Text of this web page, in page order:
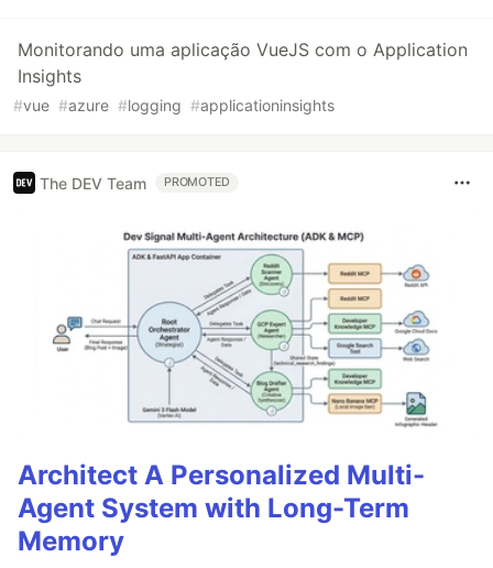
Monitorando uma aplicação VueJS com o Application
Insights
#vue #azure #logging #applicationinsights
The DEV Team PROMOTED
Architect A Personalized Multi-
Agent System with Long-Term
Memory